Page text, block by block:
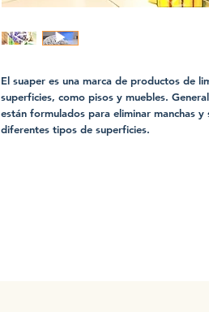
El suaper es una marca de productos de
superficies, como pisos y muebles.
están formulados para eliminar manchas
diferentes tipos de superficies.